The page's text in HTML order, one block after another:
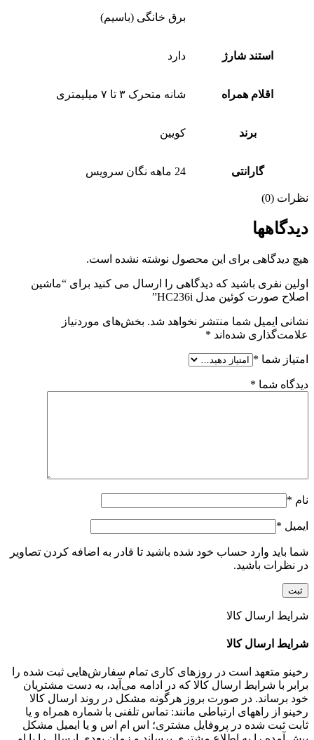
برق خانگی (باسیم)
استند شارژ دارد
اقلام همراه شانه متحرک ۳ تا ۷ میلیمتری
برند کویین
گارانتی 24 ماهه نگان سرویس
نظرات (0)
دیدگاهها
هیچ دیدگاهی برای این محصول نوشته نشده است.
اولین نفری باشید که دیدگاهی را ارسال می کنید برای “ماشین
اصلاح صورت کوئین مدل HC236i”
نشانی ایمیل شما منتشر نخواهد شد. بخش‌های موردنیاز
علامت‌گذاری شده‌اند *
امتیاز شما *
دیدگاه شما *
نام *
ایمیل *
شما باید وارد حساب خود شده باشید تا قادر به اضافه کردن تصاویر
در نظرات باشید.
شرایط ارسال کالا
شرایط ارسال کالا
رخینو متعهد است در روزهای کاری تمام سفارش‌هایی ثبت شده را
برابر با شرایط ارسال کالا که در ادامه می‌آید، به دست مشتریان
خود برساند. در صورت بروز هرگونه مشکل در روند ارسال کالا
رخینو از راههای ارتباطی مانند: تماس تلفنی با شماره همراه و یا
ثابت ثبت شده در پروفایل مشتری؛ اس ام اس و یا ایمیل مشکل